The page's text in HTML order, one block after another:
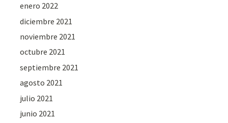
enero 2022
diciembre 2021
noviembre 2021
octubre 2021
septiembre 2021
agosto 2021
julio 2021
junio 2021